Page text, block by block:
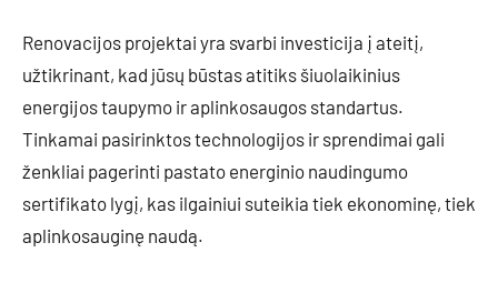
Renovacijos projektai yra svarbi investicija į ateitį,
užtikrinant, kad jūsų būstas atitiks šiuolaikinius
energijos taupymo ir aplinkosaugos standartus.
Tinkamai pasirinktos technologijos ir sprendimai gali
ženkliai pagerinti pastato energinio naudingumo
sertifikato lygį, kas ilgainiui suteikia tiek ekonominę, tiek
aplinkosauginę naudą.